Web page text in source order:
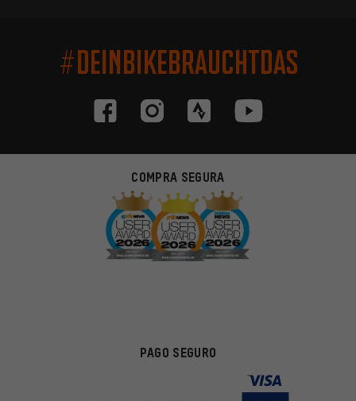
#DEINBIKEBRAUCHTDAS
COMPRA SEGURA
PAGO SEGURO